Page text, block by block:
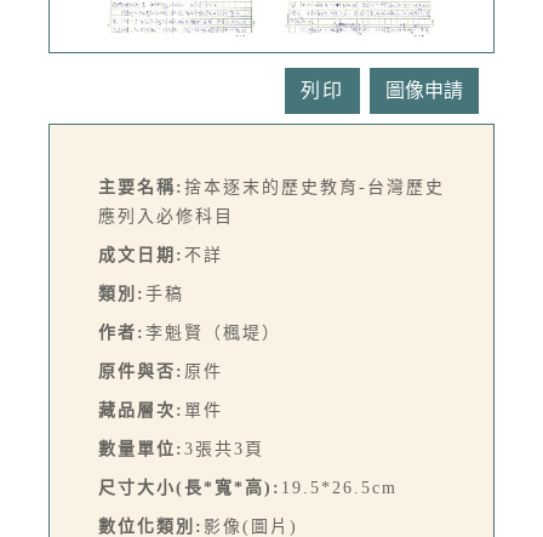
列印
主要名稱: 捨本逐末的歷史教育-台灣歷史
應列入必修科目
成文日期: 不詳
類別: 手稿
作者: 李魁賢（楓堤）
原件與否: 原件
藏品層次: 單件
數量單位: 3張共3頁
尺寸大小(長*寬*高): 19.5*26.5cm
數位化類別: 影像(圖片)